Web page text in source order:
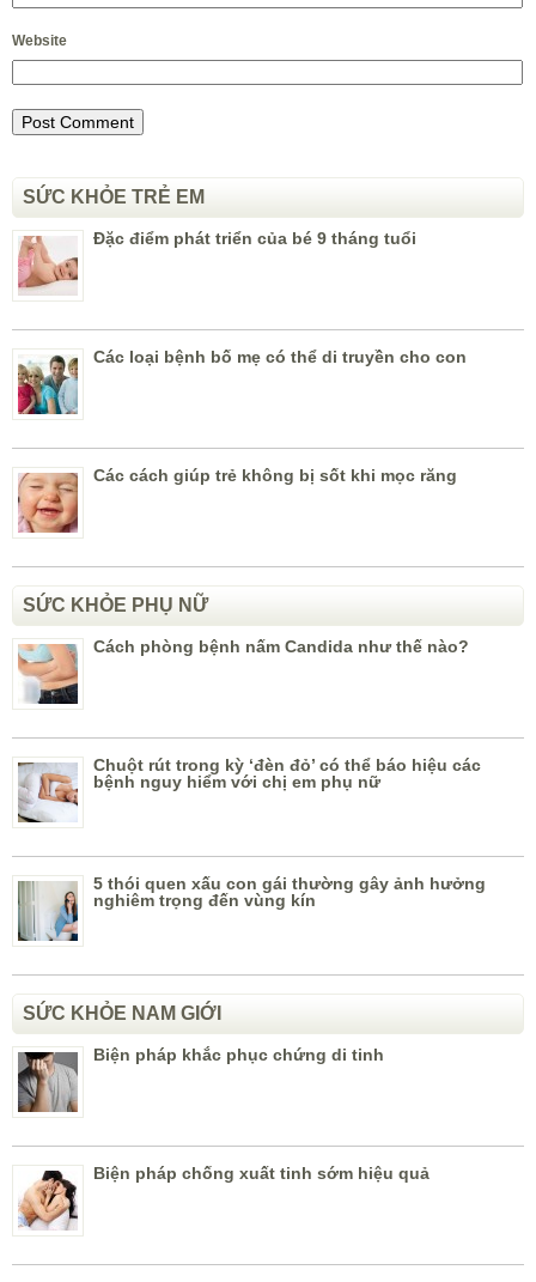
Website
SỨC KHỎE TRẺ EM
Đặc điểm phát triển của bé 9 tháng tuổi
Các loại bệnh bố mẹ có thể di truyền cho con
Các cách giúp trẻ không bị sốt khi mọc răng
SỨC KHỎE PHỤ NỮ
Cách phòng bệnh nấm Candida như thế nào?
Chuột rút trong kỳ ‘đèn đỏ’ có thể báo hiệu các
bệnh nguy hiểm với chị em phụ nữ
5 thói quen xấu con gái thường gây ảnh hưởng
nghiêm trọng đến vùng kín
SỨC KHỎE NAM GIỚI
Biện pháp khắc phục chứng di tinh
Biện pháp chống xuất tinh sớm hiệu quả